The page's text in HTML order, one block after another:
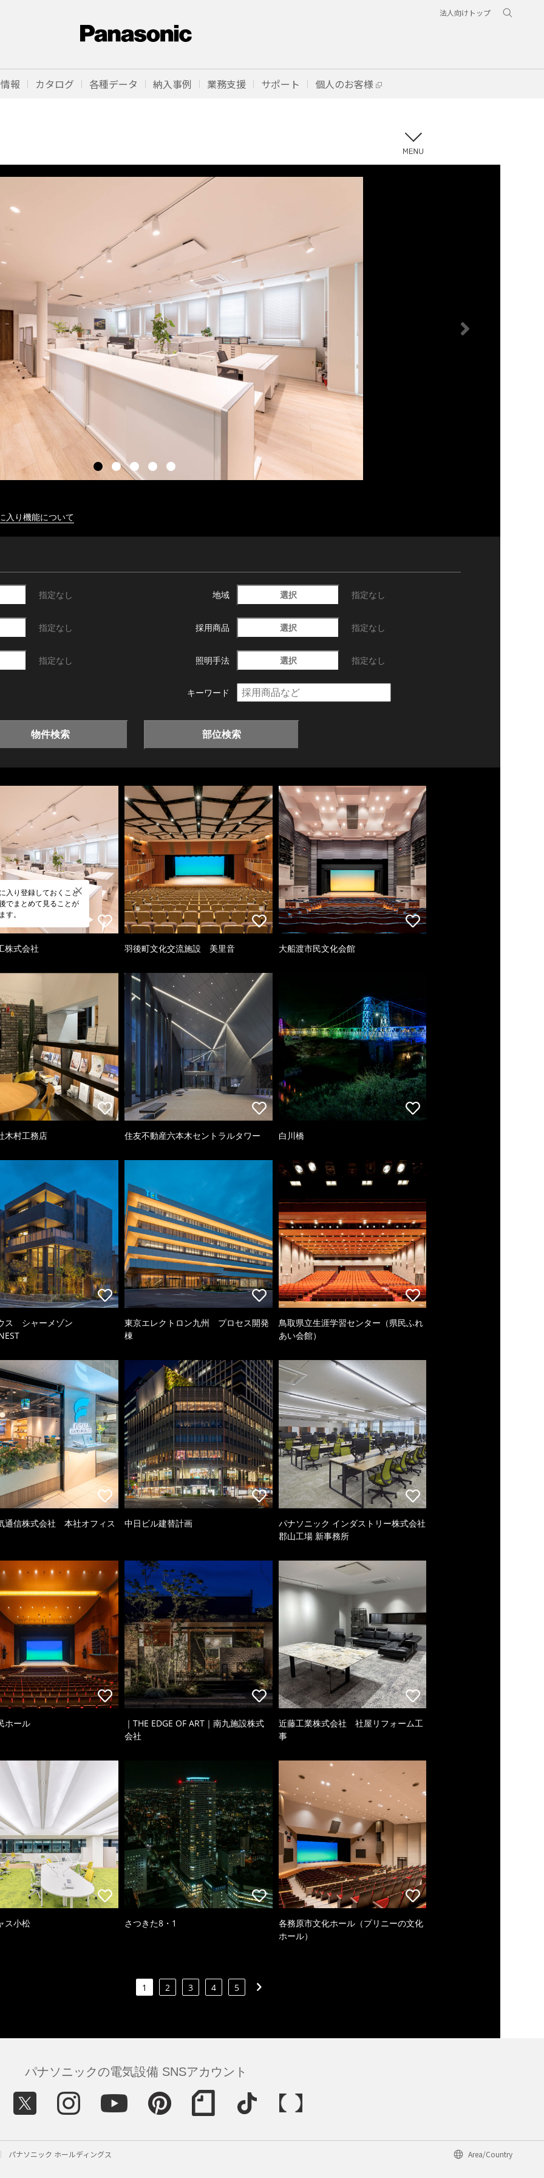
法人向けトップ
報 カタログ 各種データ 納入事例 業務支援 サポート 個人のお客様
入り機能について
指定なし 地域 選択 指定なし
指定なし 採用商品 選択 指定なし
指定なし 照明手法 選択 指定なし
キーワード
物件検索 部位検索
入り登録しておくこと
でまとめて見ることが
す。
株式会社 羽後町文化交流施設 美里音 大船渡市民文化会館
木村工務店 住友不動産六本木セントラルタワー 白川橋
ス シャーメゾン
東京エレクトロン九州 プロセス開発
棟
鳥取県立生涯学習センター（県民ふれ
あい会館）
通信株式会社 本社オフィス 中日ビル建替計画
パナソニック インダストリー株式会社
郡山工場 新事務所
ホール
｜THE EDGE OF ART｜南九施設株式
会社
近藤工業株式会社 社屋リフォーム工
事
ス小松 さつきた8・1
各務原市文化ホール（プリニーの文化
ホール）
1 2 3 4 5
パナソニックの電気設備 SNSアカウント
パナソニック ホールディングス Area/Country